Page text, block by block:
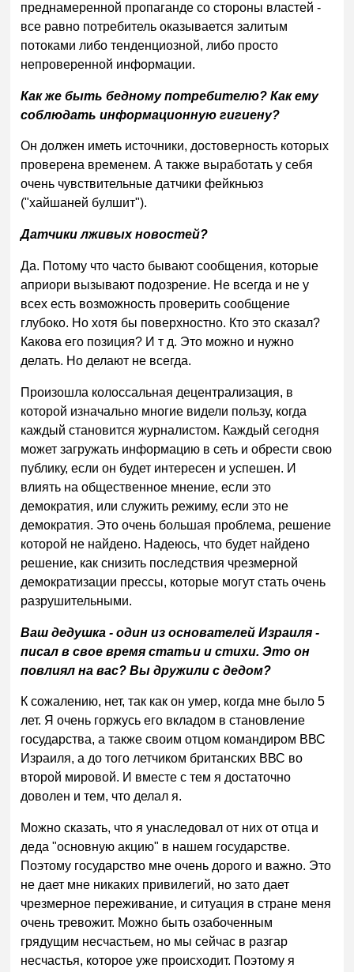
преднамеренной пропаганде со стороны властей -
все равно потребитель оказывается залитым
потоками либо тенденциозной, либо просто
непроверенной информации.
Как же быть бедному потребителю? Как ему
соблюдать информационную гигиену?
Он должен иметь источники, достоверность которых
проверена временем. А также выработать у себя
очень чувствительные датчики фейкньюз
("хайшаней булшит").
Датчики лживых новостей?
Да. Потому что часто бывают сообщения, которые
априори вызывают подозрение. Не всегда и не у
всех есть возможность проверить сообщение
глубоко. Но хотя бы поверхностно. Кто это сказал?
Какова его позиция? И т д. Это можно и нужно
делать. Но делают не всегда.
Произошла колоссальная децентрализация, в
которой изначально многие видели пользу, когда
каждый становится журналистом. Каждый сегодня
может загружать информацию в сеть и обрести свою
публику, если он будет интересен и успешен. И
влиять на общественное мнение, если это
демократия, или служить режиму, если это не
демократия. Это очень большая проблема, решение
которой не найдено. Надеюсь, что будет найдено
решение, как снизить последствия чрезмерной
демократизации прессы, которые могут стать очень
разрушительными.
Ваш дедушка - один из основателей Израиля -
писал в свое время статьи и стихи. Это он
повлиял на вас? Вы дружили с дедом?
К сожалению, нет, так как он умер, когда мне было 5
лет. Я очень горжусь его вкладом в становление
государства, а также своим отцом командиром ВВС
Израиля, а до того летчиком британских ВВС во
второй мировой. И вместе с тем я достаточно
доволен и тем, что делал я.
Можно сказать, что я унаследовал от них от отца и
деда "основную акцию" в нашем государстве.
Поэтому государство мне очень дорого и важно. Это
не дает мне никаких привилегий, но зато дает
чрезмерное переживание, и ситуация в стране меня
очень тревожит. Можно быть озабоченным
грядущим несчастьем, но мы сейчас в разгар
несчастья, которое уже происходит. Поэтому я